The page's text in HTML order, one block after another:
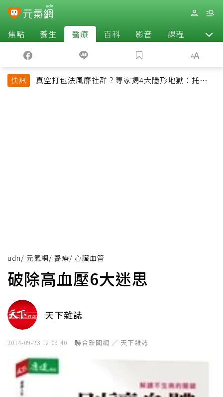
焦點 養生 醫療 百科 影音 課程 退休
快訊
真空打包法風靡社群？專家揭4大隱形地獄：托運恐
udn/ 元氣網/ 醫療/ 心臟血管
破除高血壓6大迷思
天下雜誌
2014-09-23 12:09:40 聯合新聞網 ／ 天下雜誌